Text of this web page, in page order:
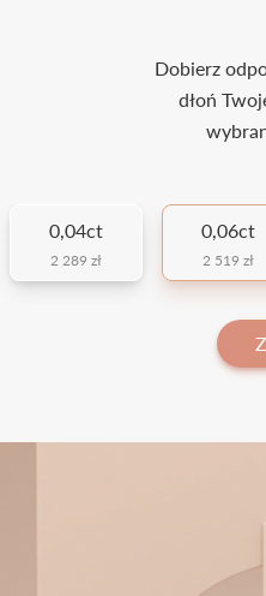
Dobierz
dłoń
0,04ct
2 289 zł
0,06ct
2 519 zł